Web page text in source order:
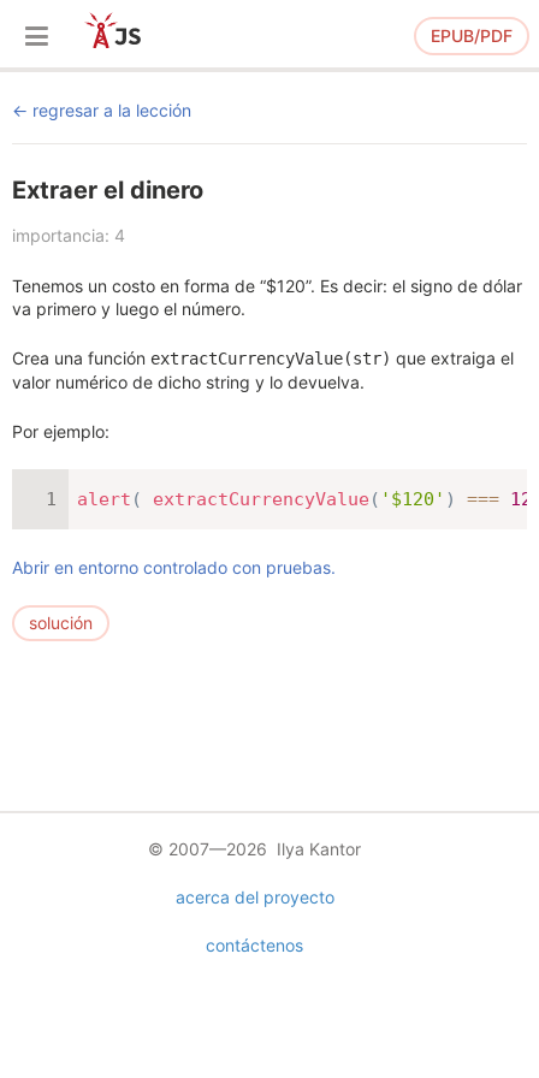
EPUB/PDF
regresar a la lección
Extraer el dinero
importancia: 4
Tenemos un costo en forma de “$120”. Es decir: el signo de dólar
va primero y luego el número.
Crea una función extractCurrencyValue(str) que extraiga el
valor numérico de dicho string y lo devuelva.
Por ejemplo:
alert ( extractCurrencyValue ( '$120' ) ===
Abrir en entorno controlado con pruebas.
solución
© 2007—2026 Ilya Kantor
acerca del proyecto
contáctenos